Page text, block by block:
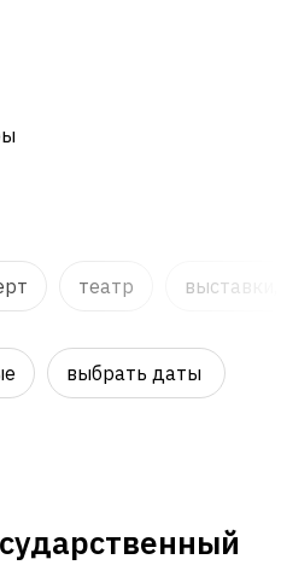
театр
выбрать даты